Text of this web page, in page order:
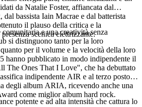
da Natalie Foster, affiancata dal
bassista Iain Macrae e dal batterista
il plauso della critica e la
scenica elettrizzante.
e una creatività senza
si distinguono tanto per la loro
per il volume e la velocità della loro
hanno pubblicato in modo indipendente il
The Ones That I Love", che ha debuttato
indipendente AIR e al terzo posto
degli album ARIA, ricevendo anche una
come miglior album hard rock.
potente e ad alta intensità che cattura lo